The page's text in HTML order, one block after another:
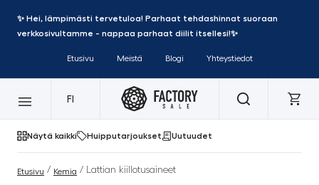
✨ Hei, lämpimästi tervetuloa! Parhaat tehdashinnat suoraan
verkkosivultamme - nappaa parhaat diilit itsellesi!✨
Etusivu Meistä Blogi Yhteystiedot
FI
Näytä kaikki Huipputarjoukset Uutuudet
Etusivu / Kemia / Lattian kiillotusaineet